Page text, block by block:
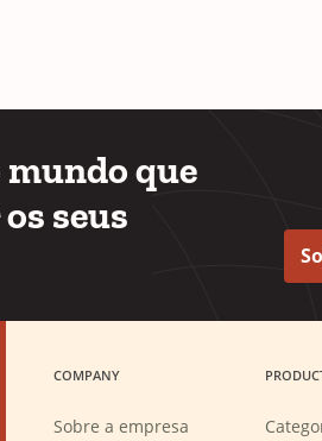
mundo que
seus
COMPANY
Sobre a empresa